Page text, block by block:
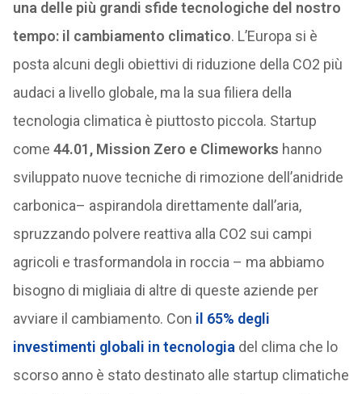
una delle più grandi sfide tecnologiche del nostro
tempo: il cambiamento climatico. L’Europa si è
posta alcuni degli obiettivi di riduzione della CO2 più
audaci a livello globale, ma la sua filiera della
tecnologia climatica è piuttosto piccola. Startup
come 44.01, Mission Zero e Climeworks hanno
sviluppato nuove tecniche di rimozione dell’anidride
carbonica– aspirandola direttamente dall’aria,
spruzzando polvere reattiva alla CO2 sui campi
agricoli e trasformandola in roccia – ma abbiamo
bisogno di migliaia di altre di queste aziende per
avviare il cambiamento. Con il 65% degli
investimenti globali in tecnologia del clima che lo
scorso anno è stato destinato alle startup climatiche